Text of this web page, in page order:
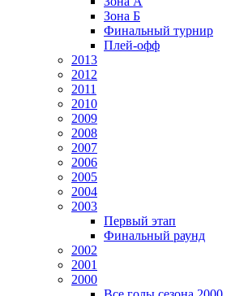
Зона Б
Финальный турнир
Плей-офф
2013
2012
2011
2010
2009
2008
2007
2006
2005
2004
2003
Первый этап
Финальный раунд
2002
2001
2000